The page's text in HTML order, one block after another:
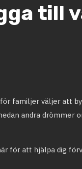
till
familjer väljer att
andra drömmer
för att hjälpa dig